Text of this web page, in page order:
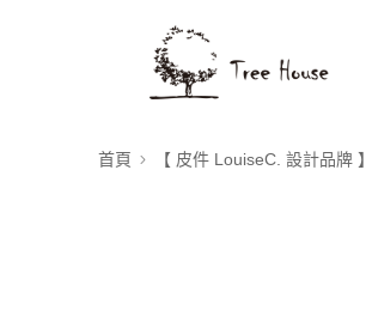
首頁 【 皮件 LouiseC. 設計品牌 】